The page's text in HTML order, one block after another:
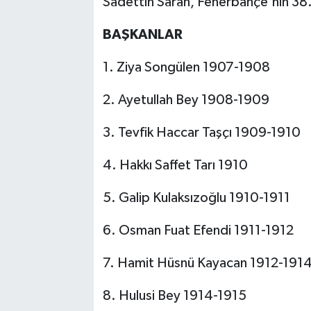
BAŞKANLAR
1. Ziya Songülen 1907-1908
2. Ayetullah Bey 1908-1909
3. Tevfik Haccar Taşçı 1909-1910
4. Hakkı Saffet Tarı 1910
5. Galip Kulaksızoğlu 1910-1911
6. Osman Fuat Efendi 1911-1912
7. Hamit Hüsnü Kayacan 1912-1914
8. Hulusi Bey 1914-1915